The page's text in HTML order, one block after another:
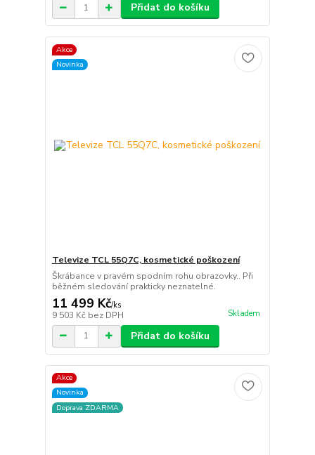
Přidat do košíku
Akce
Novinka
Televize TCL 55Q7C, kosmetické poškození
Škrábance v pravém spodním rohu obrazovky.. Při
běžném sledování prakticky neznatelné.
11 499 Kč/ks
9 503 Kč bez DPH Skladem
Přidat do košíku
Akce
Novinka
Doprava ZDARMA